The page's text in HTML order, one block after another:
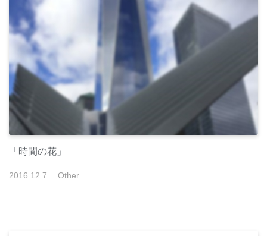
「時間の花」
2016 12 7 Other